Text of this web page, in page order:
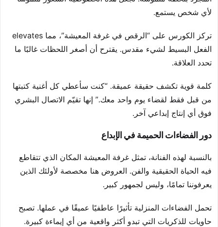
لأي شخص يستمع.
تركز الكورس على “الرقص في غرفة المعيشة”، مما elevates
الفعل البسيط لشيء مقدس. يقترح أن أصغر اللحظات غالبًا ما
تحدد العلاقة.
كلمة قوية تكشف حقيقة عميقة. “كنت سأعطي كل أغنية كتبتها
من قبل فقط لقضاء يوم واحد معك.” إنها تقيّم الاتصال البشري
فوق أي إنتاج إبداعي آخر.
دور الفضاءات الحميمة في الإبداع
بالنسبة لهذه الفنانة، تمثل غرفة المعيشة المكان الذي تتقاطع
فيه الحياة الحقيقية والفن. العروض هنا مخصصة لأولئك الذين
يعرفوننا تمامًا، وليس لجمهور كبير.
تحمل الفضاءات المنزلية تأثيرًا عاطفيًا عميقًا في عملها. تصبح
حاويات للذكريات التي تبدو أكثر واقعية من أي إيماءة كبيرة.